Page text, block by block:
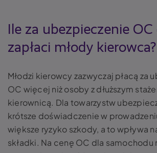
Ile za ubezpieczenie
zapłaci młody kierowca?
Młodzi kierowcy zazwyczaj płacą za
OC więcej niż osoby z dłuższym
kierownicą. Dla towarzystw
krótsze doświadczenie w
większe ryzyko szkody, a to wpływa
składki. Na cenę OC dla samochodu